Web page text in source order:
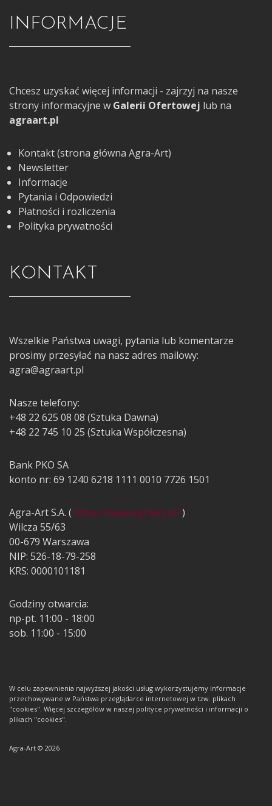
INFORMACJE
Chcesz uzyskać więcej informacji - zajrzyj na nasze
strony informacyjne w Galerii Ofertowej lub na
agraart.pl
Kontakt (strona główna Agra-Art)
Newsletter
Informacje
Pytania i Odpowiedzi
Płatności i rozliczenia
Polityka prywatności
KONTAKT
Wszelkie Państwa uwagi, pytania lub komentarze
prosimy przesyłać na nasz adres mailowy:
agra@agraart.pl
Nasze telefony:
+48 22 625 08 08 (Sztuka Dawna)
+48 22 745 10 25 (Sztuka Współczesna)
Bank PKO SA
konto nr: 69 1240 6218 1111 0010 7726 1501
Agra-Art S.A. ( https://www.agraart.pl/)
Wilcza 55/63
00-679 Warszawa
NIP: 526-18-79-258
KRS: 0000101181
Godziny otwarcia:
np-pt. 11:00 - 18:00
sob. 11:00 - 15:00
W celu zapewnienia najwyższej jakości usług wykorzystujemy informacje
przechowywane w Państwa przeglądarce internetowej w tzw. plikach
"cookies". Więcej szczegółów w naszej polityce prywatności i informacji o
plikach "cookies".
Agra-Art © 2026